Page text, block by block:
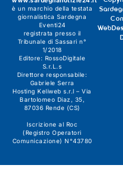
è un marchio della testata
giornalistica Sardegna
Eventi24
registrata presso il
Tribunale di Sassari n°
1/2018
Editore: RossoDigitale
S.r.L.s
Direttore responsabile:
Gabriele Serra
Hosting Keliweb s.r.l – Via
Bartolomeo Diaz, 35,
87036 Rende (CS)
Iscrizione al Roc
(Registro Operatori
Comunicazione) N°43780